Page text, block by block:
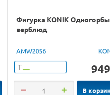
Фигурка KONIK
верблюд
AMW2056
Т 949
В